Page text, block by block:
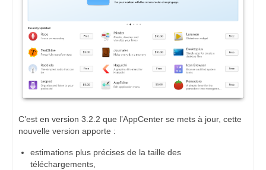
C’est en version 3.2.2 que l’AppCenter se mets à jour, cette
nouvelle version apporte :
estimations plus précises de la taille des
téléchargements,